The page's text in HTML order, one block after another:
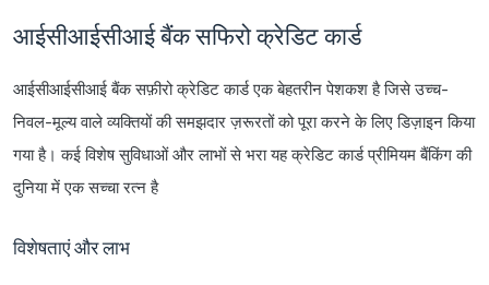
आईसीआईसीआई बैंक सफिरो क्रेडिट कार्ड
आईसीआईसीआई बैंक सफ़ीरो क्रेडिट कार्ड एक बेहतरीन पेशकश है जिसे उच्च-
निवल-मूल्य वाले व्यक्तियों की समझदार ज़रूरतों को पूरा करने के लिए डिज़ाइन किया
गया है। कई विशेष सुविधाओं और लाभों से भरा यह क्रेडिट कार्ड प्रीमियम बैंकिंग की
दुनिया में एक सच्चा रत्न है
विशेषताएं और लाभ